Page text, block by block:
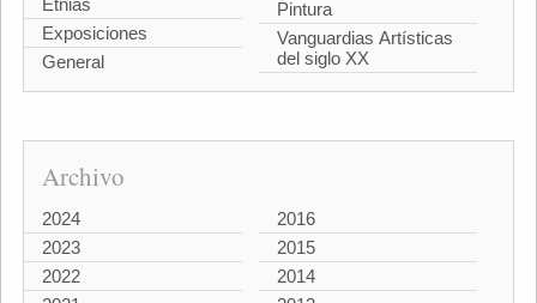
Etnias
Exposiciones
General
Pintura
Vanguardias Artísticas
del siglo XX
Archivo
2024
2023
2022
2016
2015
2014